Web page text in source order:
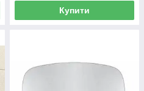
Купити